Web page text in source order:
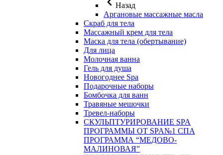
Назад
Аргановые массажные масла
Скраб для тела
Массажный крем для тела
Маска для тела (обертывание)
Для лица
Молочная ванна
Гель для душа
Новогоднее Spa
Подарочные наборы
Бомбочка для ванн
Травяные мешочки
Тревел-наборы
СКУЛЬПТУРИРОВАНИЕ SPA
ПРОГРАММЫ ОТ SPA№1 СПА
ПРОГРАММА “МЕДОВО-
МАЛИНОВАЯ”